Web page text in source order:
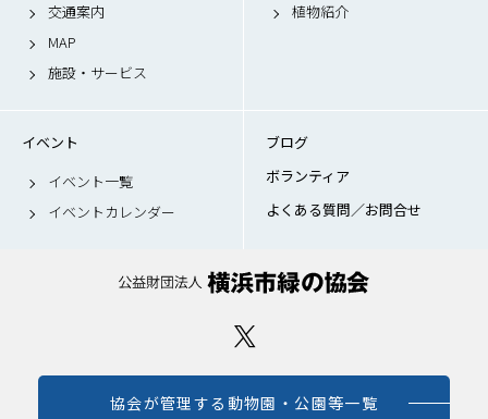
交通案内
MAP
施設・サービス
植物紹介
イベント
イベント一覧
イベントカレンダー
ブログ
ボランティア
よくある質問／お問合せ
協会が管理する動物園・公園等一覧